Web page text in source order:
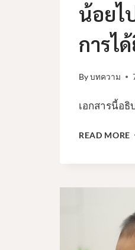
น้อยไ
การไ
Byบทความ
เอกสารนี้อธิ
READ MORE